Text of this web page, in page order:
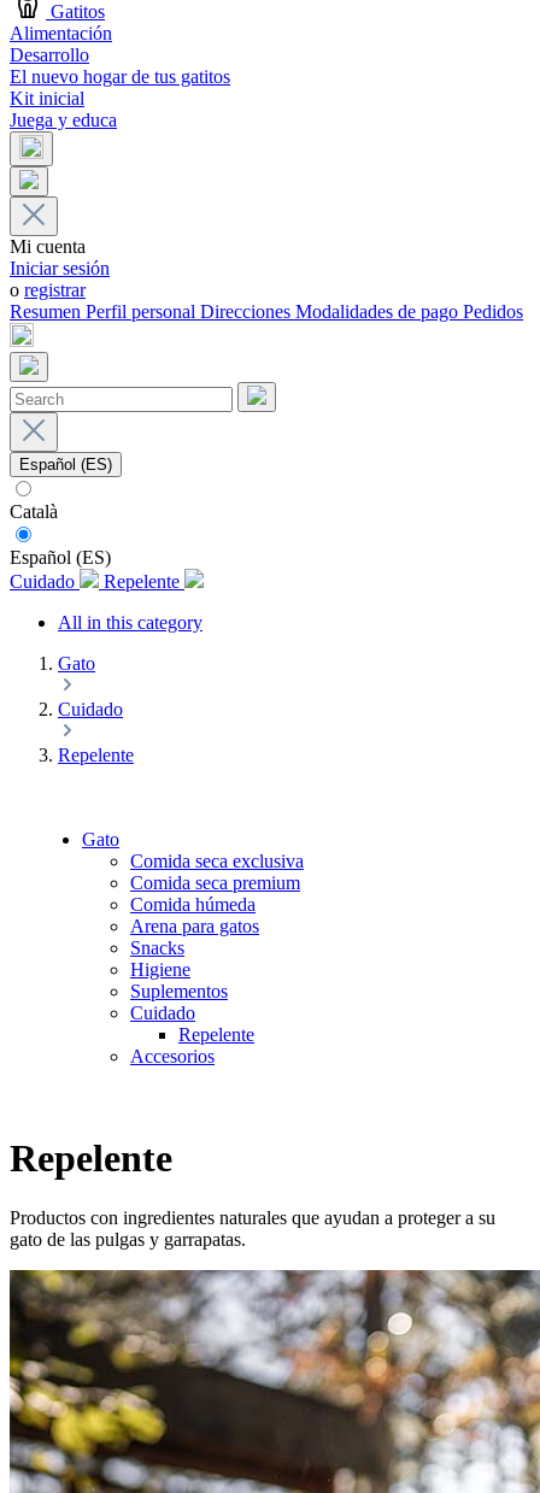
Gatitos
Alimentación
Desarrollo
El nuevo hogar de tus gatitos
Kit inicial
Juega y educa
Mi cuenta
Iniciar sesión
o registrar
Resumen Perfil personal Direcciones Modalidades de pago Pedidos
Español (ES)
Català
Español (ES)
Cuidado
Repelente
All in this category
Gato
Cuidado
Repelente
Gato
Comida seca exclusiva
Comida seca premium
Comida húmeda
Arena para gatos
Snacks
Higiene
Suplementos
Cuidado
Repelente
Accesorios
Repelente
Productos con ingredientes naturales que ayudan a proteger a su
gato de las pulgas y garrapatas.